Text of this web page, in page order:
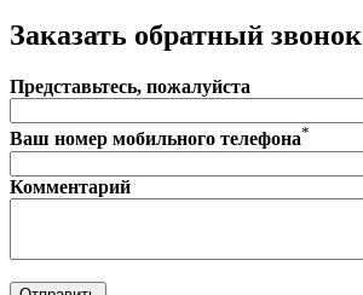
Заказать обратный звонок
Представьтесь, пожалуйста
Ваш номер мобильного телефона*
Комментарий